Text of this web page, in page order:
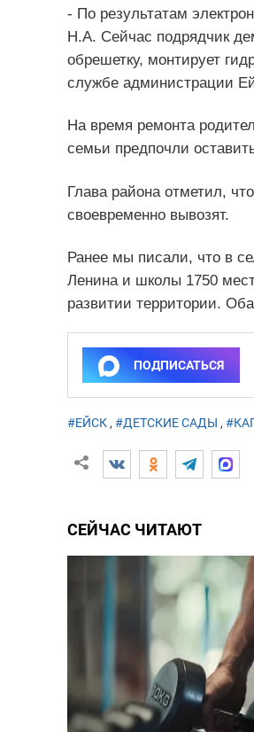
- По результатам
Н.А. Сейчас подрядчик
обрешетку, монтирует
службе администрации
На время ремонта
семьи предпочли
Глава района отметил,
своевременно вывозят.
Ранее мы писали, что в
Ленина и школы 1750
развитии территории.
ПОДПИСАТЬСЯ
#ЕЙСК, #ДЕТСКИЕ САДЫ ,
СЕЙЧАС ЧИТАЮТ